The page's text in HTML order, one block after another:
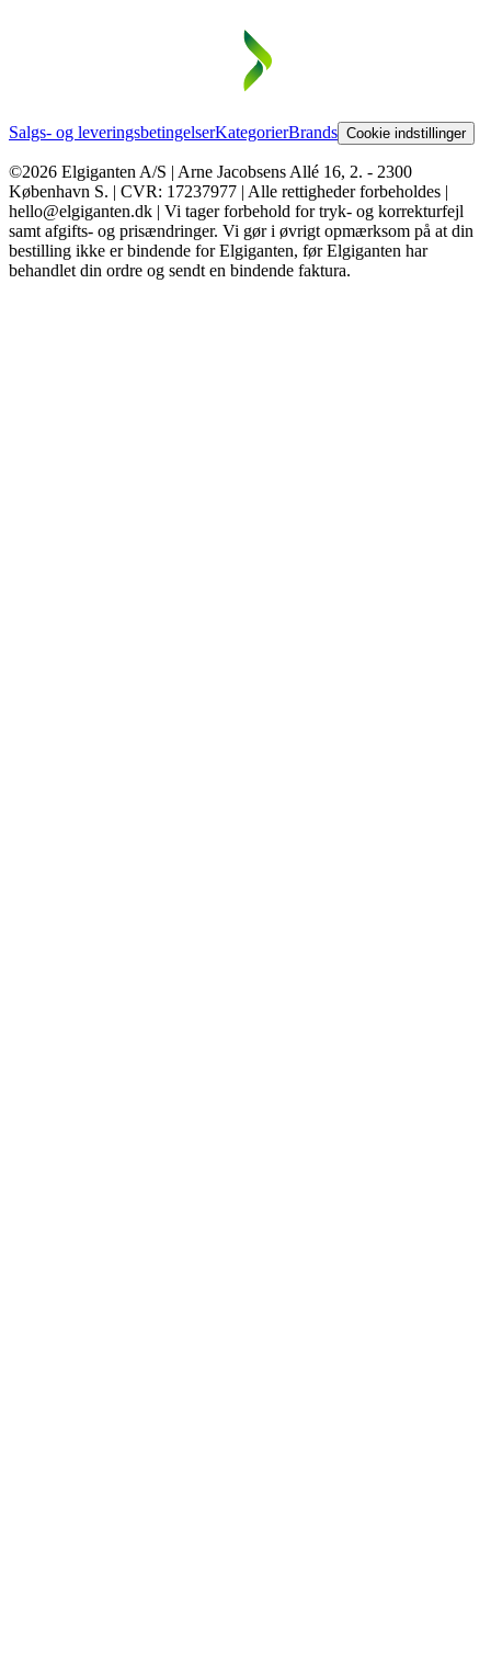
Salgs- og leveringsbetingelserKategorierBrands Cookie indstillinger
©2026 Elgiganten A/S | Arne Jacobsens Allé 16, 2. - 2300
København S. | CVR: 17237977 | Alle rettigheder forbeholdes |
hello@elgiganten.dk | Vi tager forbehold for tryk- og korrekturfejl
samt afgifts- og prisændringer. Vi gør i øvrigt opmærksom på at din
bestilling ikke er bindende for Elgiganten, før Elgiganten har
behandlet din ordre og sendt en bindende faktura.